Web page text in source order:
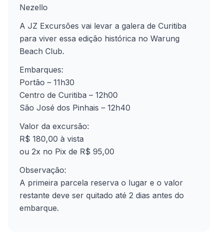
Nezello
A JZ Excursões vai levar a galera de Curitiba
para viver essa edição histórica no Warung
Beach Club.
Embarques:
Portão – 11h30
Centro de Curitiba – 12h00
São José dos Pinhais – 12h40
Valor da excursão:
R$ 180,00 à vista
ou 2x no Pix de R$ 95,00
Observação:
A primeira parcela reserva o lugar e o valor
restante deve ser quitado até 2 dias antes do
embarque.